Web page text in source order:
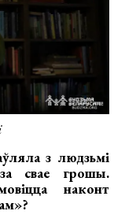
з людзьмі
свае грошы.
наконт